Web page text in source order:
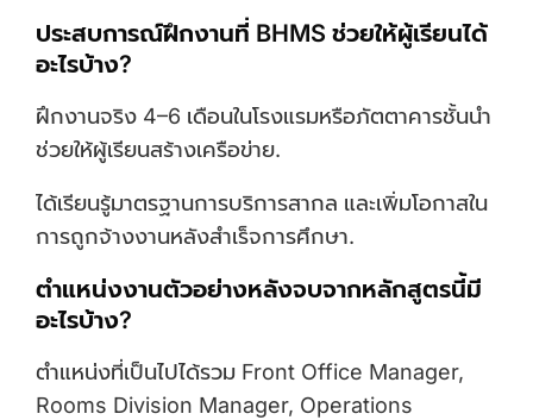
ประสบการณ์ฝึกงานที่ BHMS ช่วยให้ผู้เรียนได้
อะไรบ้าง?
ฝึกงานจริง 4–6 เดือนในโรงแรมหรือภัตตาคารชั้นนำ
ช่วยให้ผู้เรียนสร้างเครือข่าย.
ได้เรียนรู้มาตรฐานการบริการสากล และเพิ่มโอกาสใน
การถูกจ้างงานหลังสำเร็จการศึกษา.
ตำแหน่งงานตัวอย่างหลังจบจากหลักสูตรนี้มี
อะไรบ้าง?
ตำแหน่งที่เป็นไปได้รวม Front Office Manager,
Rooms Division Manager, Operations